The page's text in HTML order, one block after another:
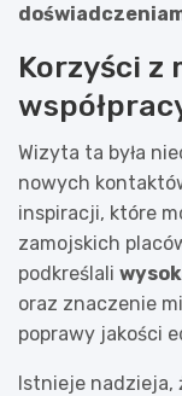
Korzyści z
Wizyta ta była
nowych
inspiracji, które
zamojskich
podkreślali
oraz znaczenie
poprawy jakości
Istnieje nadzieja,